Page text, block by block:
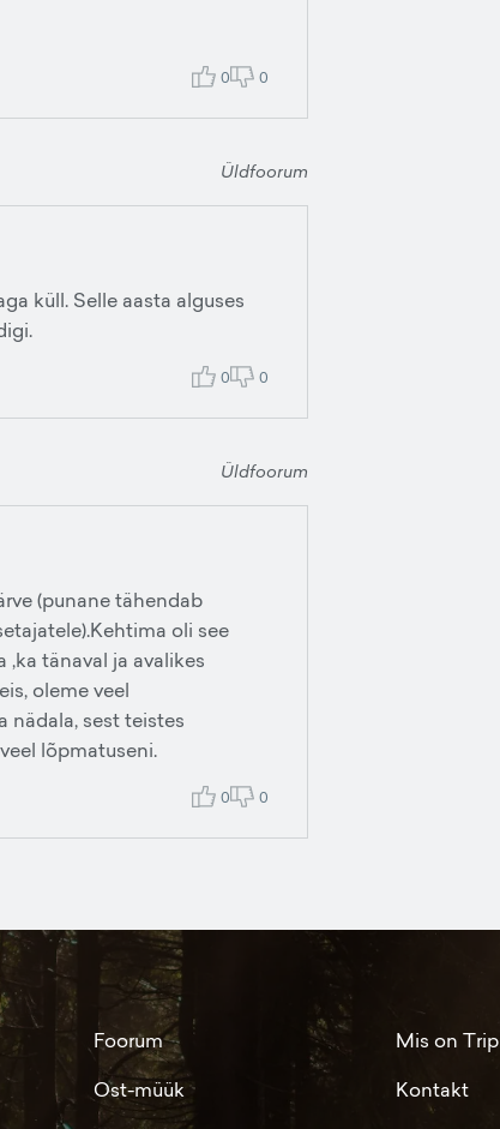
0 0
Üldfoorum
küll. Selle aasta alguses
0 0
Üldfoorum
(punane tähendab
oli see
tänaval ja avalikes
oleme veel
nädala, sest teistes
lõpmatuseni.
0 0
Foorum
Ost-müük
Mis on Trip
Kontakt